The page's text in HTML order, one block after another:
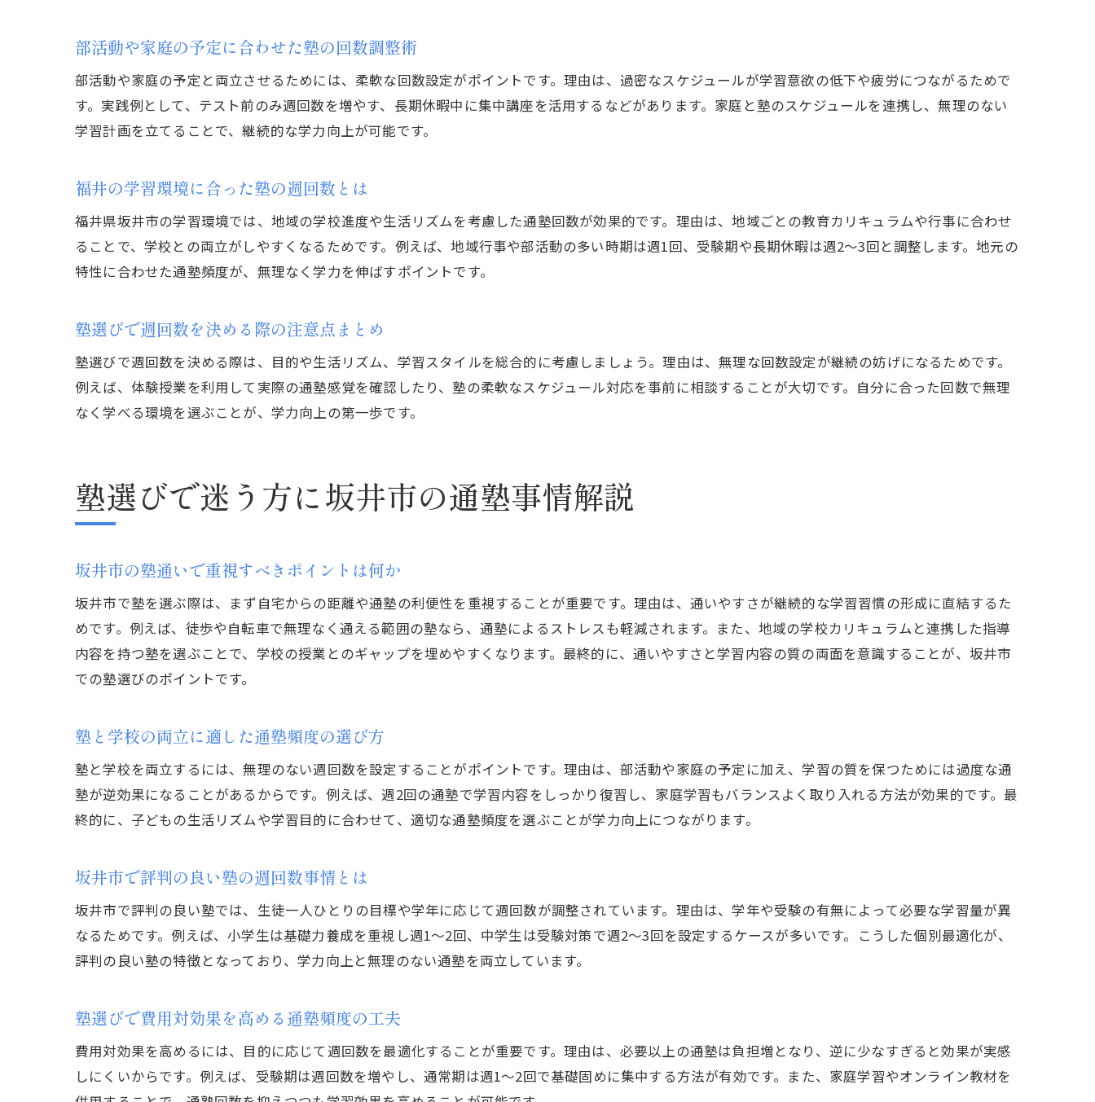
通塾回数と習い事のバランスを取るコツ
部活生が利用しやすい塾の通い方を紹介
塾と部活動のスケジュール管理術
週何回の塾が学習効果に最適なのか分析
塾の頻度が学力向上に与える差を比較
実際の通塾回数と結果の関係を検証する
家庭の負担を抑える塾の通塾頻度のコツ
塾の週回数を抑えつつ効果を出す工夫
効果とコストを両立する塾の通い方
坂井市の塾で実践される計画的な通い方
効果的な塾の学習スケジュールとは何か
この場所で子どものやる気を保つ学習法
塾の週回数を活かしたやる気維持の方法
坂井市の塾が提案するモチベーション対策
塾の通塾頻度とやる気の相乗効果を解説
塾と家庭が協力してやる気を支える方法
部活動や家庭の予定に合わせた塾の回数調整術
部活動や家庭の予定と両立させるためには、柔軟な回数設定がポイントです。理由は、過密なスケジュールが学習意欲の低下や疲労につながるためで
す。実践例として、テスト前のみ週回数を増やす、長期休暇中に集中講座を活用するなどがあります。家庭と塾のスケジュールを連携し、無理のない
学習計画を立てることで、継続的な学力向上が可能です。
福井の学習環境に合った塾の週回数とは
福井県坂井市の学習環境では、地域の学校進度や生活リズムを考慮した通塾回数が効果的です。理由は、地域ごとの教育カリキュラムや行事に合わせ
ることで、学校との両立がしやすくなるためです。例えば、地域行事や部活動の多い時期は週1回、受験期や長期休暇は週2〜3回と調整します。地元の
特性に合わせた通塾頻度が、無理なく学力を伸ばすポイントです。
塾選びで週回数を決める際の注意点まとめ
塾選びで週回数を決める際は、目的や生活リズム、学習スタイルを総合的に考慮しましょう。理由は、無理な回数設定が継続の妨げになるためです。
例えば、体験授業を利用して実際の通塾感覚を確認したり、塾の柔軟なスケジュール対応を事前に相談することが大切です。自分に合った回数で無理
なく学べる環境を選ぶことが、学力向上の第一歩です。
塾選びで迷う方に坂井市の通塾事情解説
坂井市の塾通いで重視すべきポイントは何か
坂井市で塾を選ぶ際は、まず自宅からの距離や通塾の利便性を重視することが重要です。理由は、通いやすさが継続的な学習習慣の形成に直結するた
めです。例えば、徒歩や自転車で無理なく通える範囲の塾なら、通塾によるストレスも軽減されます。また、地域の学校カリキュラムと連携した指導
内容を持つ塾を選ぶことで、学校の授業とのギャップを埋めやすくなります。最終的に、通いやすさと学習内容の質の両面を意識することが、坂井市
での塾選びのポイントです。
塾と学校の両立に適した通塾頻度の選び方
塾と学校を両立するには、無理のない週回数を設定することがポイントです。理由は、部活動や家庭の予定に加え、学習の質を保つためには過度な通
塾が逆効果になることがあるからです。例えば、週2回の通塾で学習内容をしっかり復習し、家庭学習もバランスよく取り入れる方法が効果的です。最
終的に、子どもの生活リズムや学習目的に合わせて、適切な通塾頻度を選ぶことが学力向上につながります。
坂井市で評判の良い塾の週回数事情とは
坂井市で評判の良い塾では、生徒一人ひとりの目標や学年に応じて週回数が調整されています。理由は、学年や受験の有無によって必要な学習量が異
なるためです。例えば、小学生は基礎力養成を重視し週1〜2回、中学生は受験対策で週2〜3回を設定するケースが多いです。こうした個別最適化が、
評判の良い塾の特徴となっており、学力向上と無理のない通塾を両立しています。
塾選びで費用対効果を高める通塾頻度の工夫
費用対効果を高めるには、目的に応じて週回数を最適化することが重要です。理由は、必要以上の通塾は負担増となり、逆に少なすぎると効果が実感
しにくいからです。例えば、受験期は週回数を増やし、通常期は週1〜2回で基礎固めに集中する方法が有効です。また、家庭学習やオンライン教材を
お問い合わせはこちら
お問い合わせはこちら